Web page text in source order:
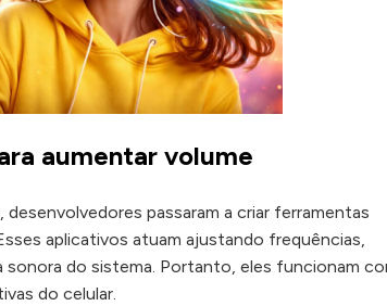
aumentar volume
passaram a criar ferramentas
aplicativos atuam ajustando frequências,
sonora do sistema. Portanto, eles funcionam
do celular.